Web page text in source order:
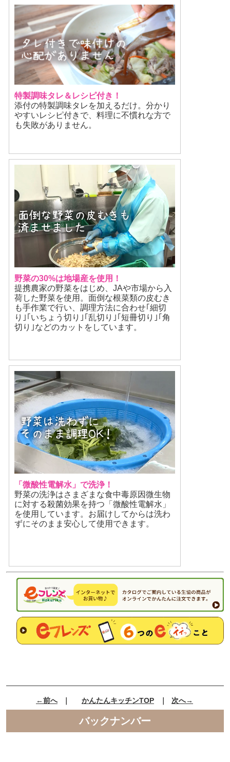
特製調味タレ＆レシピ付き！
添付の特製調味タレを加えるだけ。分かり
やすいレシピ付きで、料理に不慣れな方で
も失敗がありません。
野菜の30%は地場産を使用！
提携農家の野菜をはじめ、JAや市場から入
荷した野菜を使用。面倒な根菜類の皮むき
も手作業で行い、調理方法に合わせ｢細切
り｣｢いちょう切り｣｢乱切り｣｢短冊切り｣｢角
切り｣などのカットをしています。
「微酸性電解水」で洗浄！
野菜の洗浄はさまざまな食中毒原因微生物
に対する殺菌効果を持つ「微酸性電解水」
を使用しています。お届けしてからは洗わ
ずにそのまま安心して使用できます。
←前へ ｜ かんたんキッチンTOP ｜ 次へ→
バックナンバー